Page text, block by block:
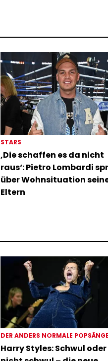
STARS
‚Die schaffen es da nicht
raus‘: Pietro Lombardi
über Wohnsituation
Eltern
DER ANDERS NORMALE
Harry Styles: Schwul oder